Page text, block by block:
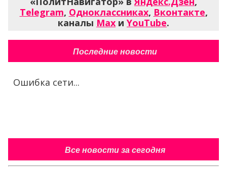
Telegram, Одноклассниках, Вконтакте,
каналы Max и YouTube.
Последние новости
Ошибка сети...
Все новости за сегодня